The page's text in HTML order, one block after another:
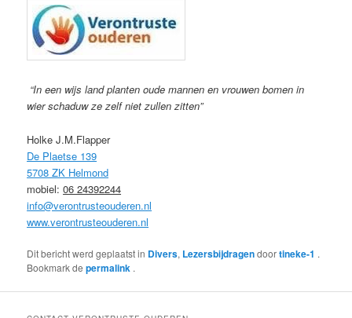
“In een wijs land planten oude mannen en vrouwen bomen in
wier schaduw ze zelf niet zullen zitten”
Holke J.M.Flapper
De Plaetse 139
5708 ZK Helmond
mobiel:06 24392244
info@verontrusteouderen.nl
www.verontrusteouderen.nl
Dit bericht werd geplaatst in Divers, Lezersbijdragendoortineke-1 .
Bookmark depermalink .